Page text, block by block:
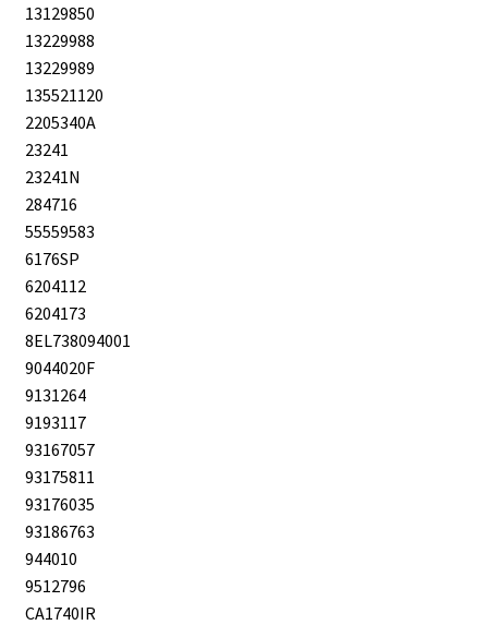
13129850
13229988
13229989
135521120
2205340A
23241
23241N
284716
55559583
6176SP
6204112
6204173
8EL738094001
9044020F
9131264
9193117
93167057
93175811
93176035
93186763
944010
9512796
CA1740IR